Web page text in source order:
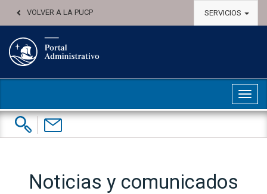
VOLVER A LA PUCP SERVICIOS
Buscar:
Contáctenos
Noticias y comunicados